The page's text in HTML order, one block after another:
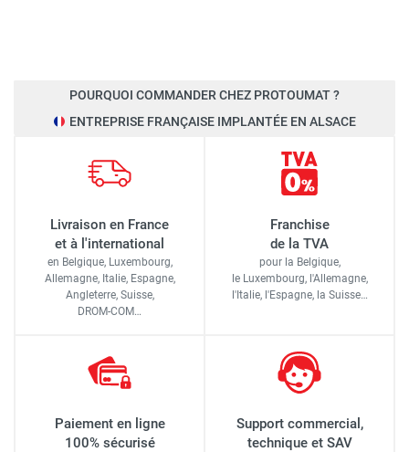
POURQUOI COMMANDER CHEZ PROTOUMAT ?
ENTREPRISE FRANÇAISE IMPLANTÉE EN ALSACE
Livraison en France
et à l'international
en Belgique, Luxembourg,
Allemagne, Italie, Espagne,
Angleterre, Suisse,
DROM-COM…
Franchise
de la TVA
pour la Belgique,
le Luxembourg, l'Allemagne,
l'Italie, l'Espagne, la Suisse…
Paiement en ligne
100% sécurisé
Support commercial,
technique et SAV